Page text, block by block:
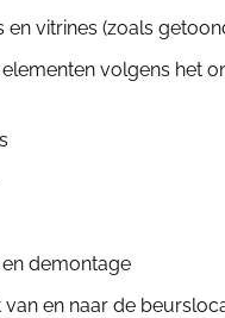
en vitrines (zoals
elementen volgens het
en demontage
van en naar de